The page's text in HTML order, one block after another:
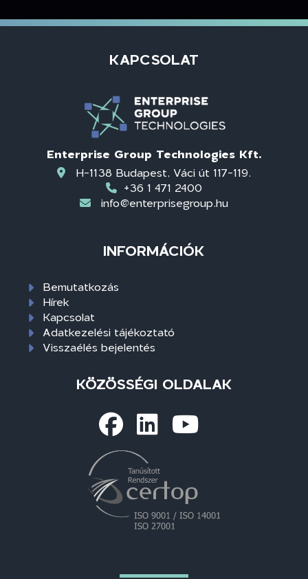
KAPCSOLAT
Enterprise Group Technologies Kft.
H-1138 Budapest, Váci út 117-119.
+36 1 471 2400
info@enterprisegroup.hu
INFORMÁCIÓK
Bemutatkozás
Hírek
Kapcsolat
Adatkezelési tájékoztató
Visszaélés bejelentés
KÖZÖSSÉGI OLDALAK